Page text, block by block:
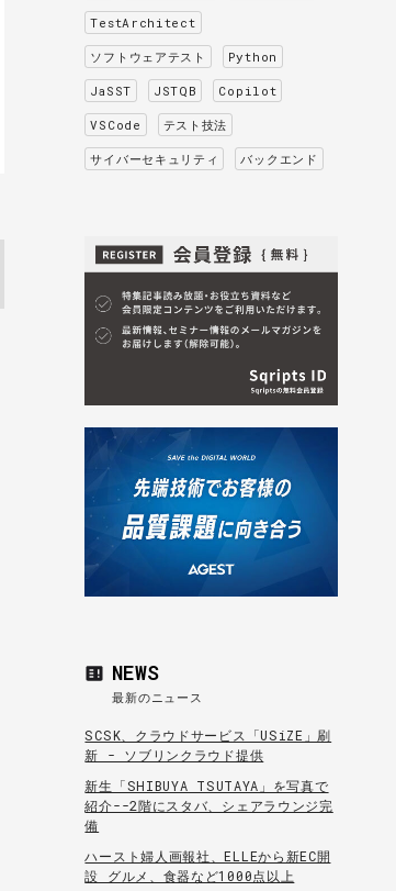
TestArchitect
ソフトウェアテスト Python
JaSST JSTQB Copilot
VSCode テスト技法
サイバーセキュリティ バックエンド
NEWS
最新のニュース
SCSK、クラウドサービス「USiZE」刷
新 - ソブリンクラウド提供
新生「SHIBUYA TSUTAYA」を写真で
紹介--2階にスタバ、シェアラウンジ完
備
ハースト婦人画報社、ELLEから新EC開
設 グルメ、食器など1000点以上